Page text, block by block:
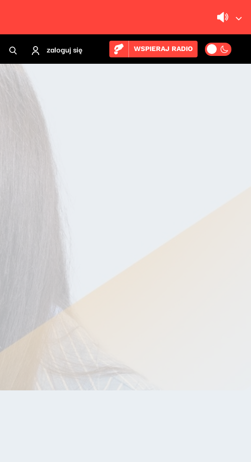
zaloguj się WSPIERAJ RADIO